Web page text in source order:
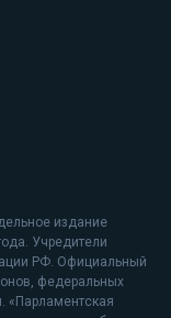
издание
Учредители
РФ. Официальный
федеральных
«Парламентская